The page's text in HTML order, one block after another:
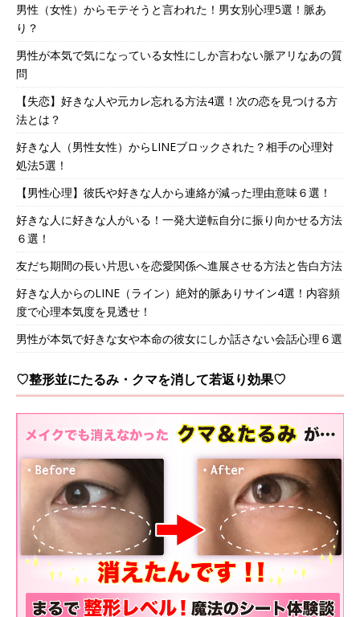
男性（女性）からモテそうと言われた！男女別心理5選！脈あ
り？
男性が本気で気になっている女性にしか言わない脈アリなあの質
問
【失恋】好きな人や元カレ忘れる方法4選！次の恋を見つける方
法とは？
好きな人（男性女性）からLINEブロックされた？相手の心理対
処法5選！
【男性心理】彼氏や好きな人から連絡が減った理由意味６選！
好きな人に好きな人がいる！一発大逆転自分に振り向かせる方法
６選！
友だち期間の長い片思いを恋愛関係へ進展させる方法と告白方法
好きな人からのLINE（ライン）絶対的脈ありサイン4選！内容頻
度で心理本気度を見透せ！
男性が本気で好きな女や本命の彼女にしか話さない会話心理６選
♡整形並にたるみ・クマを消して若返り効果♡